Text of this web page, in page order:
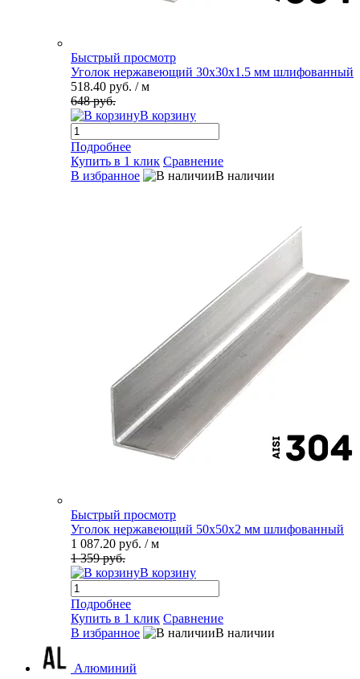
Быстрый просмотр
Уголок нержавеющий 30х30х1.5 мм шлифованный
518.40 руб. / м
648 руб.
В корзину
Подробнее
Купить в 1 клик Сравнение
В избранное
В наличии
Быстрый просмотр
Уголок нержавеющий 50х50х2 мм шлифованный
1 087.20 руб. / м
1 359 руб.
В корзину
Подробнее
Купить в 1 клик Сравнение
В избранное
В наличии
Алюминий